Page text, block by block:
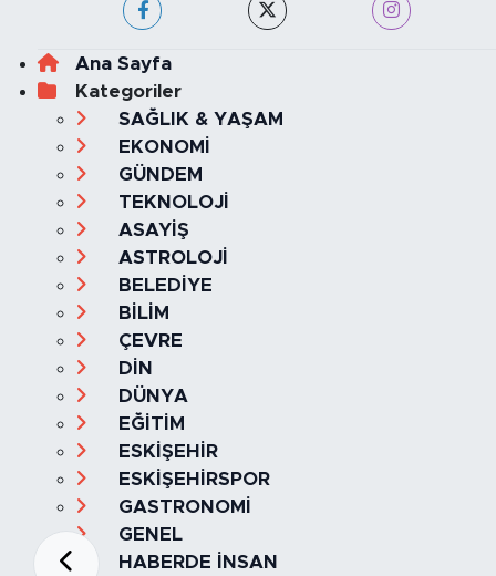
Ana Sayfa
Kategoriler
SAĞLIK & YAŞAM
EKONOMİ
GÜNDEM
TEKNOLOJİ
ASAYİŞ
ASTROLOJİ
BELEDİYE
BİLİM
ÇEVRE
DİN
DÜNYA
EĞİTİM
ESKİŞEHİR
ESKİŞEHİRSPOR
GASTRONOMİ
GENEL
HABERDE İNSAN